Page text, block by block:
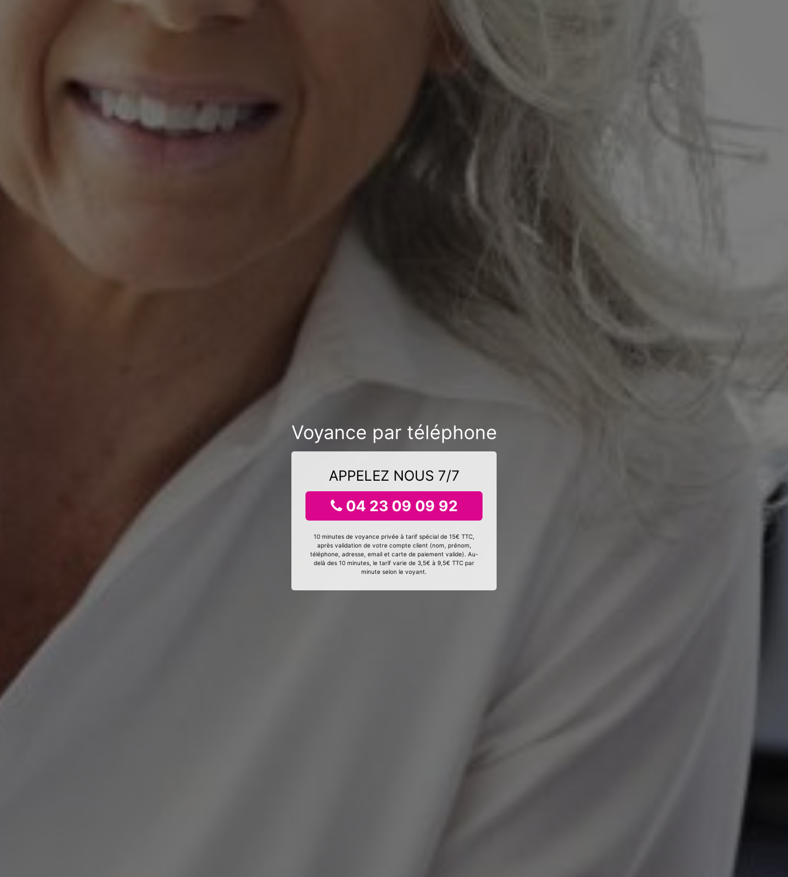
Voyance par téléphone
APPELEZ NOUS 7/7
04 23 09 09 92
10 minutes de voyance privée à tarif spécial de 15€ TTC,
après validation de votre compte client (nom, prénom,
téléphone, adresse, email et carte de paiement valide). Au-
delà des 10 minutes, le tarif varie de 3,5€ à 9,5€ TTC par
minute selon le voyant.